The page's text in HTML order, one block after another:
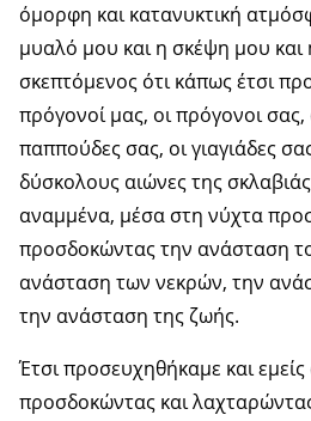
όμορφη και κατανυκτική
μυαλό μου και η σκέψη μου και
σκεπτόμενος ότι κάπως έτσι
πρόγονοί μας, οι πρόγονοι σας,
παππούδες σας, οι γιαγιάδες
δύσκολους αιώνες της
αναμμένα, μέσα στη νύχτα
προσδοκώντας την ανάσταση
ανάσταση των νεκρών, την
την ανάσταση της ζωής.
Έτσι προσευχηθήκαμε και
προσδοκώντας και